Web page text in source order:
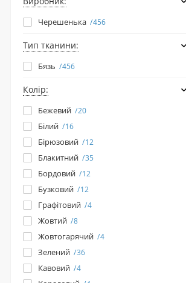
Черешенька 456
Тип тканини:
Бязь 456
Колір:
Бежевий 20
Білий 16
Бірюзовий 12
Блакитний 35
Бордовий 12
Бузковий 12
Графітовий 4
Жовтий 8
Жовтогарячий 4
Зелений 36
Кавовий 4